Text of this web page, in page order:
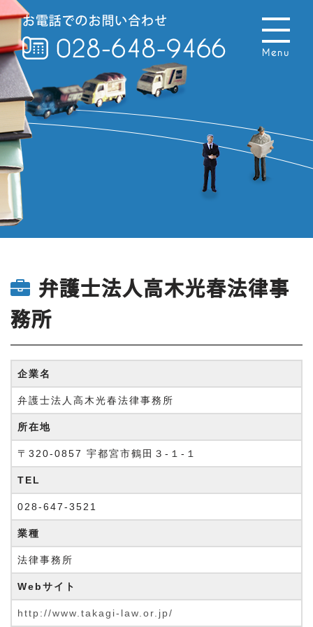
Menu
弁護士法人高木光春法律事
務所
企業名
弁護士法人高木光春法律事務所
所在地
〒320-0857 宇都宮市鶴田３-１-１
TEL
028-647-3521
業種
法律事務所
Webサイト
http://www.takagi-law.or.jp/